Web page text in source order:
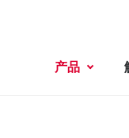
产品